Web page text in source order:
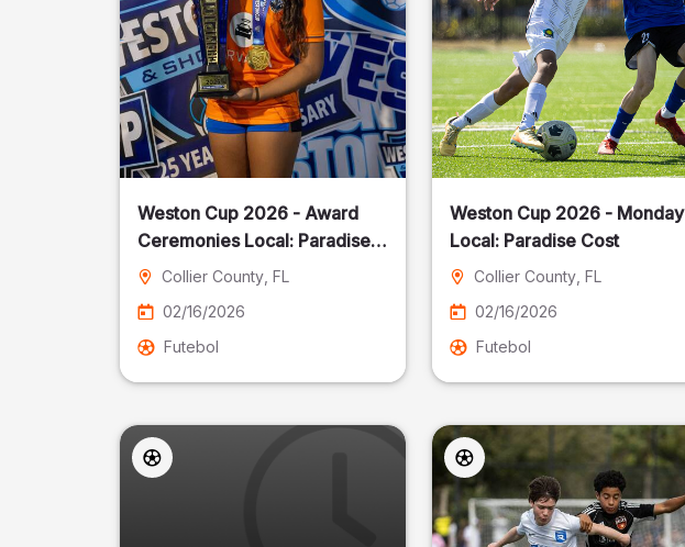
Weston Cup 2026 - Award
Ceremonies Local: Paradise
CostCollier County , FL
02/16/2026
Futebol
Weston Cup 2026 - Monday
Local: Paradise Cost
Collier County, FL
02/16/2026
Futebol